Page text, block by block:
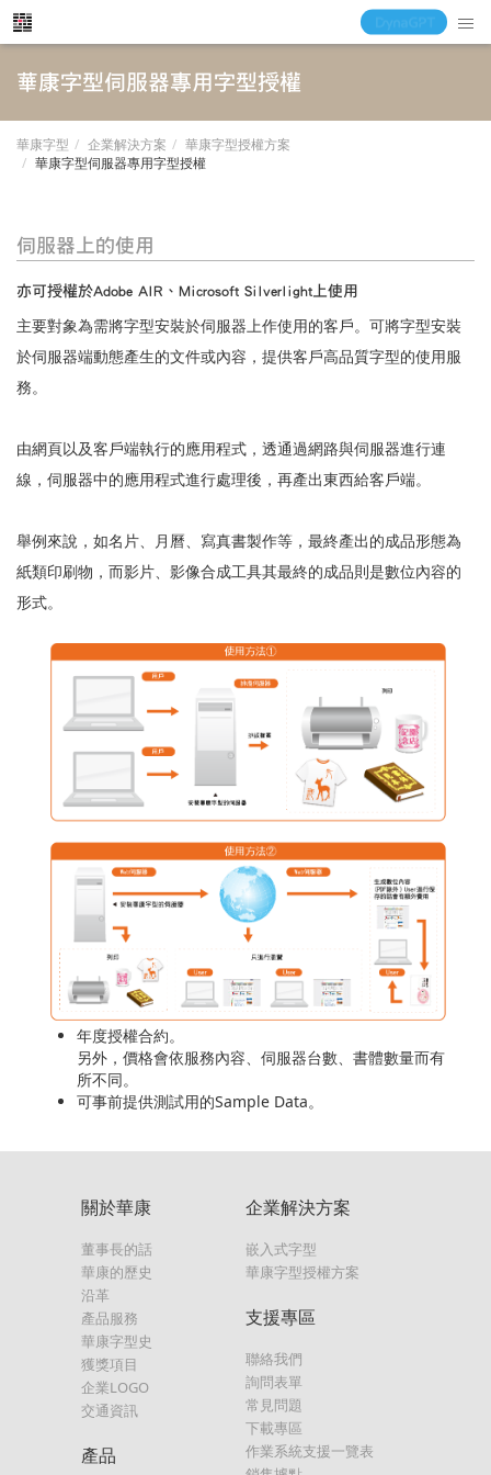
華康字型伺服器專用字型授權
華康字型 企業解決方案
華康字型授權方案
華康字型伺服器專用字型授權
伺服器上的使用
亦可授權於Adobe AIR、Microsoft Silverlight上使用
主要對象為需將字型安裝於伺服器上作使用的客戶。可將字型安裝
於伺服器端動態產生的文件或內容，提供客戶高品質字型的使用服
務。
由網頁以及客戶端執行的應用程式，透通過網路與伺服器進行連
線，伺服器中的應用程式進行處理後，再產出東西給客戶端。
舉例來說，如名片、月曆、寫真書製作等，最終產出的成品形態為
紙類印刷物，而影片、影像合成工具其最終的成品則是數位內容的
形式。
年度授權合約。
另外，價格會依服務內容、伺服器台數、書體數量而有
所不同。
可事前提供測試用的Sample Data。
關於華康
董事長的話
華康的歷史
沿革
產品服務
華康字型史
獲獎項目
企業LOGO
交通資訊
產品
企業解決方案
嵌入式字型
華康字型授權方案
支援專區
聯絡我們
詢問表單
常見問題
下載專區
作業系統支援一覽表